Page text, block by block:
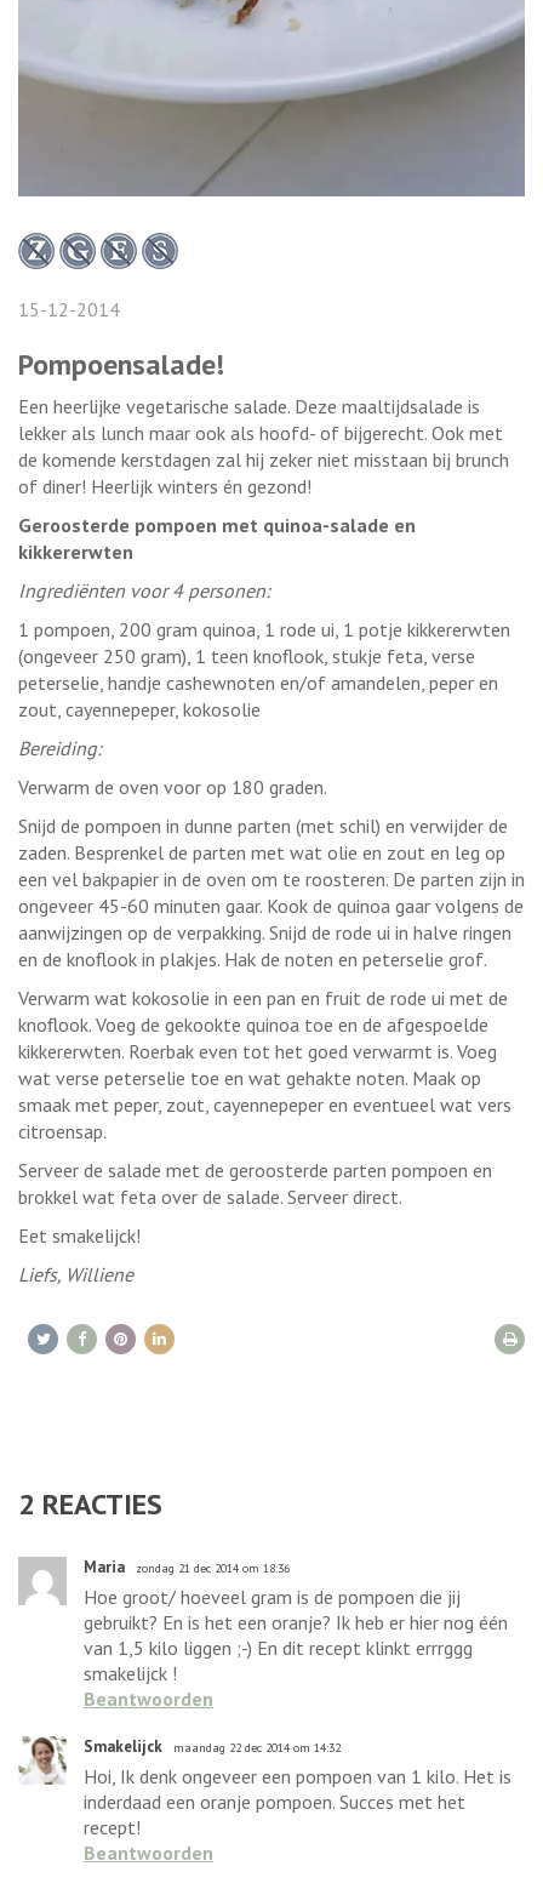
15-12-2014
Pompoensalade!
Een heerlijke vegetarische salade. Deze maaltijdsalade is
lekker als lunch maar ook als hoofd- of bijgerecht. Ook met
de komende kerstdagen zal hij zeker niet misstaan bij brunch
of diner! Heerlijk winters én gezond!
Geroosterde pompoen met quinoa-salade en
kikkererwten
Ingrediënten voor 4 personen:
1 pompoen, 200 gram quinoa, 1 rode ui, 1 potje kikkererwten
(ongeveer 250 gram), 1 teen knoflook, stukje feta, verse
peterselie, handje cashewnoten en/of amandelen, peper en
zout, cayennepeper, kokosolie
Bereiding:
Verwarm de oven voor op 180 graden.
Snijd de pompoen in dunne parten (met schil) en verwijder de
zaden. Besprenkel de parten met wat olie en zout en leg op
een vel bakpapier in de oven om te roosteren. De parten zijn in
ongeveer 45-60 minuten gaar. Kook de quinoa gaar volgens de
aanwijzingen op de verpakking. Snijd de rode ui in halve ringen
en de knoflook in plakjes. Hak de noten en peterselie grof.
Verwarm wat kokosolie in een pan en fruit de rode ui met de
knoflook. Voeg de gekookte quinoa toe en de afgespoelde
kikkererwten. Roerbak even tot het goed verwarmt is. Voeg
wat verse peterselie toe en wat gehakte noten. Maak op
smaak met peper, zout, cayennepeper en eventueel wat vers
citroensap.
Serveer de salade met de geroosterde parten pompoen en
brokkel wat feta over de salade. Serveer direct.
Eet smakelijck!
Liefs, Williene
2 REACTIES
Maria zondag 21 dec 2014 om 18:36
Hoe groot/ hoeveel gram is de pompoen die jij
gebruikt? En is het een oranje? Ik heb er hier nog één
van 1,5 kilo liggen ;-) En dit recept klinkt errrggg
smakelijck !
Beantwoorden
Smakelijck maandag 22 dec 2014 om 14:32
Hoi, Ik denk ongeveer een pompoen van 1 kilo. Het is
inderdaad een oranje pompoen. Succes met het
recept!
Beantwoorden